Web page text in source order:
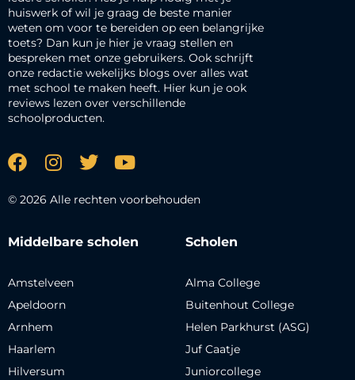
huiswerk of wil je graag de beste manier
weten om voor te bereiden op een belangrijke
toets? Dan kun je hier je vraag stellen en
bespreken met onze gebruikers. Ook schrijft
onze redactie wekelijks blogs over alles wat
met school te maken heeft. Hier kun je ook
reviews lezen over verschillende
schoolproducten.
© 2026 Alle rechten voorbehouden
Middelbare scholen
Amstelveen
Apeldoorn
Arnhem
Haarlem
Hilversum
Scholen
Alma College
Buitenhout College
Helen Parkhurst (ASG)
Juf Caatje
Juniorcollege